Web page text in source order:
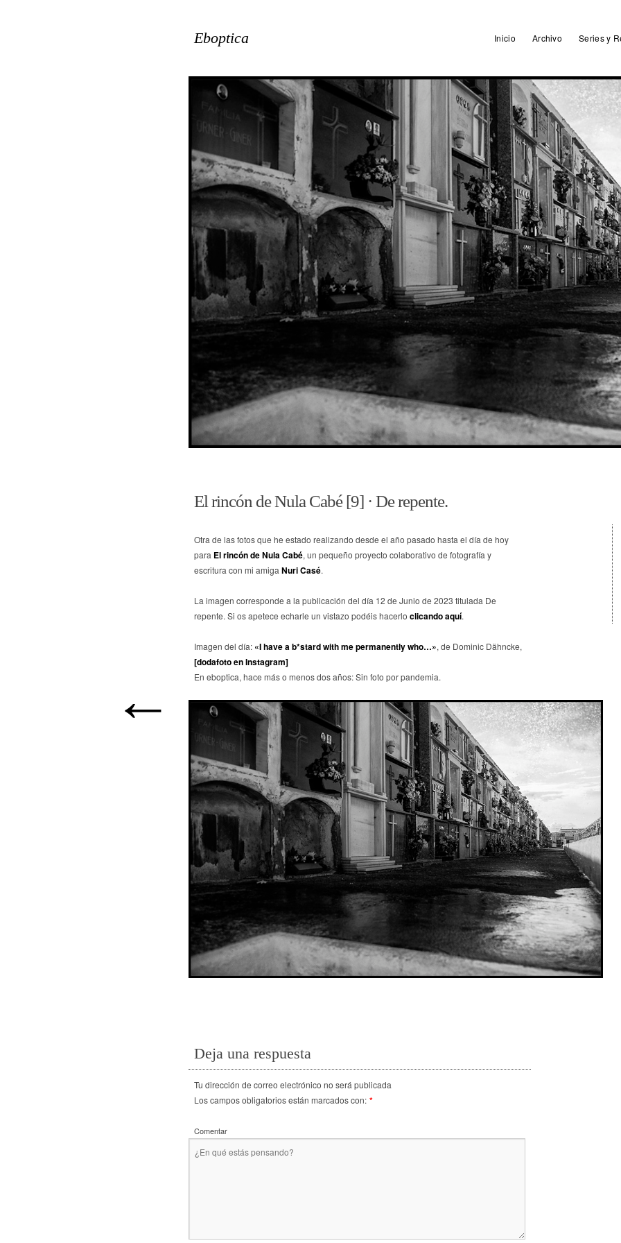
Eboptica Inicio Archivo Series y
←
El rincón de Nula Cabé [9] · De repente.
Otra de las fotos que he estado realizando desde el año pasado hasta el día de hoy
para El rincón de Nula Cabé, un pequeño proyecto colaborativo de fotografía y
escritura con mi amiga Nuri Casé.
La imagen corresponde a la publicación del día 12 de Junio de 2023 titulada De
repente. Si os apetece echarle un vistazo podéis hacerlo clicando aquí.
Imagen del día: «I have a b*stard with me permanently who…», de Dominic Dähncke,
[dodafoto en Instagram]
En eboptica, hace más o menos dos años: Sin foto por pandemia.
Deja una respuesta
Tu dirección de correo electrónico no será publicada
Los campos obligatorios están marcados con: *
Comentar